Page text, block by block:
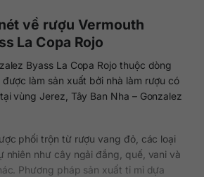
về rượu Vermouth
La Copa Rojo
Byass La Copa Rojo thuộc dòng
làm sản xuất bởi nhà làm rượu có
vùng Jerez, Tây Ban Nha – Gonzalez
phối trộn từ rượu vang đỏ, các loại
nhiên như cây ngải đắng, quế, vani và
Phương pháp sản xuất tỉ mỉ dựa